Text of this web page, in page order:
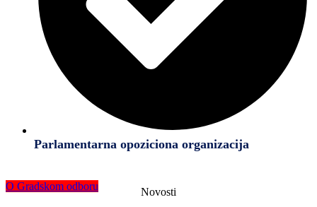
Parlamentarna opoziciona organizacija
O Gradskom odboru Novosti